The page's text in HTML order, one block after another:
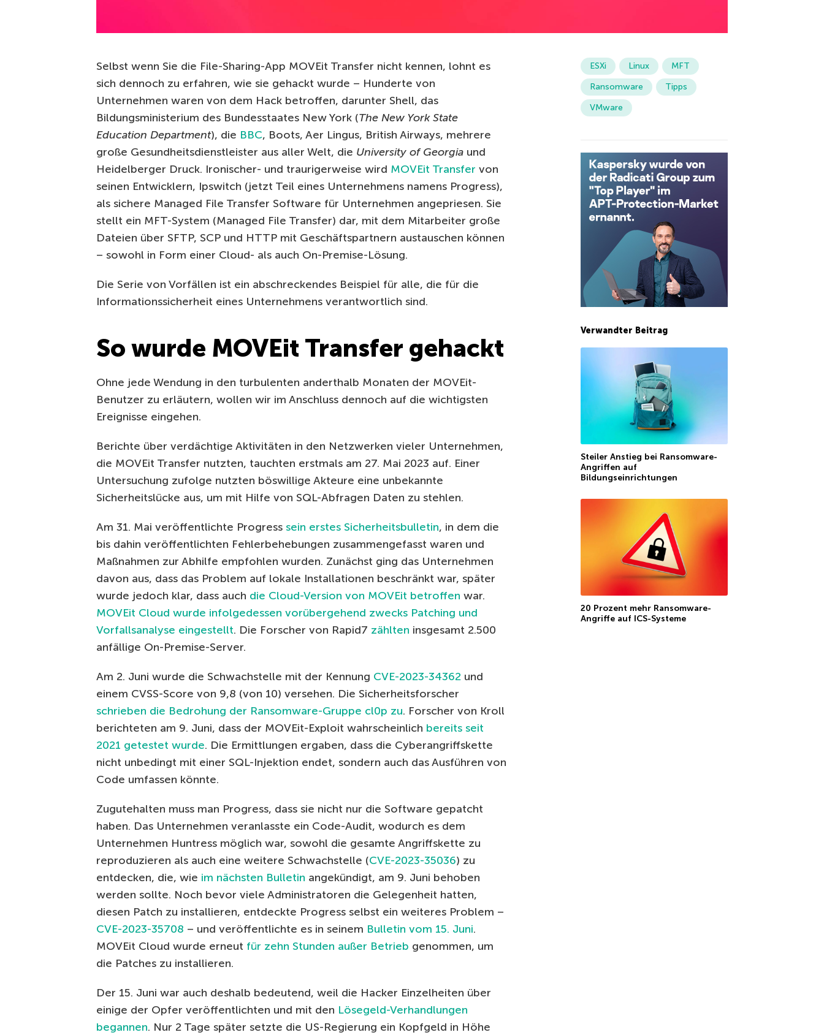
Selbst wenn Sie die File-Sharing-App MOVEit Transfer nicht kennen, lohnt es
sich dennoch zu erfahren, wie sie gehackt wurde – Hunderte von
Unternehmen waren von dem Hack betroffen, darunter Shell, das
Bildungsministerium des Bundesstaates New York (The New York State
Education Department), die BBC, Boots, Aer Lingus, British Airways, mehrere
große Gesundheitsdienstleister aus aller Welt, die University of Georgia und
Heidelberger Druck. Ironischer- und traurigerweise wird MOVEit Transfer von
seinen Entwicklern, Ipswitch (jetzt Teil eines Unternehmens namens Progress),
als sichere Managed File Transfer Software für Unternehmen angepriesen. Sie
stellt ein MFT-System (Managed File Transfer) dar, mit dem Mitarbeiter große
Dateien über SFTP, SCP und HTTP mit Geschäftspartnern austauschen können
– sowohl in Form einer Cloud- als auch On-Premise-Lösung.
Die Serie von Vorfällen ist ein abschreckendes Beispiel für alle, die für die
Informationssicherheit eines Unternehmens verantwortlich sind.
So wurde MOVEit Transfer gehackt
Ohne jede Wendung in den turbulenten anderthalb Monaten der MOVEit-
Benutzer zu erläutern, wollen wir im Anschluss dennoch auf die wichtigsten
Ereignisse eingehen.
Berichte über verdächtige Aktivitäten in den Netzwerken vieler Unternehmen,
die MOVEit Transfer nutzten, tauchten erstmals am 27. Mai 2023 auf. Einer
Untersuchung zufolge nutzten böswillige Akteure eine unbekannte
Sicherheitslücke aus, um mit Hilfe von SQL-Abfragen Daten zu stehlen.
Am 31. Mai veröffentlichte Progress sein erstes Sicherheitsbulletin, in dem die
bis dahin veröffentlichten Fehlerbehebungen zusammengefasst waren und
Maßnahmen zur Abhilfe empfohlen wurden. Zunächst ging das Unternehmen
davon aus, dass das Problem auf lokale Installationen beschränkt war, später
wurde jedoch klar, dass auch die Cloud-Version von MOVEit betroffen war.
MOVEit Cloud wurde infolgedessen vorübergehend zwecks Patching und
Vorfallsanalyse eingestellt. Die Forscher von Rapid7 zählten insgesamt 2.500
anfällige On-Premise-Server.
Am 2. Juni wurde die Schwachstelle mit der Kennung CVE-2023-34362 und
einem CVSS-Score von 9,8 (von 10) versehen. Die Sicherheitsforscher
schrieben die Bedrohung der Ransomware-Gruppe cl0p zu. Forscher von Kroll
berichteten am 9. Juni, dass der MOVEit-Exploit wahrscheinlich bereits seit
2021 getestet wurde. Die Ermittlungen ergaben, dass die Cyberangriffskette
nicht unbedingt mit einer SQL-Injektion endet, sondern auch das Ausführen von
Code umfassen könnte.
Zugutehalten muss man Progress, dass sie nicht nur die Software gepatcht
haben. Das Unternehmen veranlasste ein Code-Audit, wodurch es dem
Unternehmen Huntress möglich war, sowohl die gesamte Angriffskette zu
reproduzieren als auch eine weitere Schwachstelle (CVE-2023-35036) zu
entdecken, die, wie im nächsten Bulletin angekündigt, am 9. Juni behoben
werden sollte. Noch bevor viele Administratoren die Gelegenheit hatten,
diesen Patch zu installieren, entdeckte Progress selbst ein weiteres Problem –
CVE-2023-35708 – und veröffentlichte es in seinem Bulletin vom 15. Juni.
MOVEit Cloud wurde erneut für zehn Stunden außer Betrieb genommen, um
die Patches zu installieren.
Der 15. Juni war auch deshalb bedeutend, weil die Hacker Einzelheiten über
einige der Opfer veröffentlichten und mit den Lösegeld-Verhandlungen
begannen. Nur 2 Tage später setzte die US-Regierung ein Kopfgeld in Höhe
ESXi Linux
MFT
Ransomware
Tipps
VMware
Verwandter Beitrag
Steiler Anstieg bei Ransomware-
Angriffen auf
Bildungseinrichtungen
20 Prozent mehr Ransomware-
Angriffe auf ICS-Systeme